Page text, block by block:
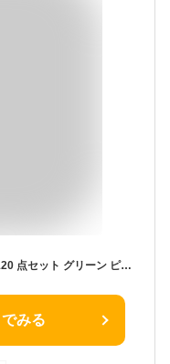
jopoon風船 バルーンセット 誕生日飾り 120 点セット グリーン ピンクホワイト ゴールデン マカロン風船 紙吹雪風船 結婚式 記念日 誕生日 二次会 子供会 お祝い パーティー装飾 (120点)
みる